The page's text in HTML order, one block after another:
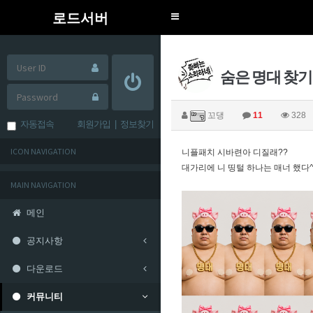
로드서버
Toggle
자동접속 회원가입 정보찾기
ICON NAVIGATION
MAIN NAVIGATION
메인
공지사항
다운로드
커뮤니티
숨은 명대 찾기
꼬댕 11 328
니플패치 시바련아 디질래??
대가리에 니 띵털 하나는 매너 했다